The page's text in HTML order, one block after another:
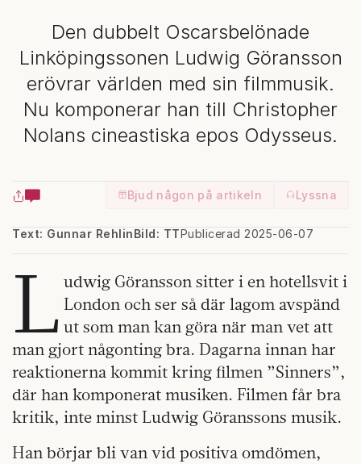
Den dubbelt Oscarsbelönade
Linköpingssonen Ludwig Göransson
erövrar världen med sin filmmusik.
Nu komponerar han till Christopher
Nolans cineastiska epos Odysseus.
Bjud någon på artikeln Lyssna
Text: Gunnar Rehlin Publicerad 2025-06-07
Bild: TT
L udwig Göransson sitter i en hotellsvit i
London och ser så där lagom avspänd
ut som man kan göra när man vet att
man gjort någonting bra. Dagarna innan har
reaktionerna kommit kring filmen ”Sinners”,
där han komponerat musiken. Filmen får bra
kritik, inte minst Ludwig Göranssons musik.
Han börjar bli van vid positiva omdömen,